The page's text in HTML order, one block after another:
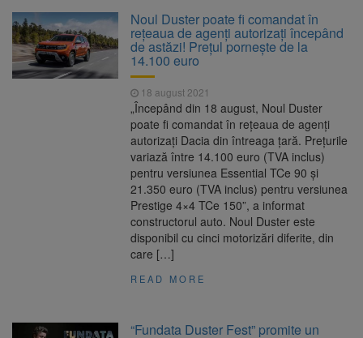
propriul record mondial. Betty Bromage a
zburat din nou pe aripa unui avion
9 august 2026
Avocații fraților Andrew și
Tristan Tate cer eliberarea lor pe cauțiune în
Se schimbă examenul de
medic specialist. Subiecte unice în toată țara,
aceeași oră și același barem
Se schimbă regulile pentru
capsulele de cafea și ambalajele de unică
folosință. Noul regulament UE se aplică din 12
Noul Duster poate fi comandat în
reţeaua de agenţi autorizaţi începând
de astăzi! Preţul porneşte de la
14.100 euro
18 august 2021
„Începând din 18 august, Noul Duster
poate fi comandat în reţeaua de agenţi
autorizaţi Dacia din întreaga ţară. Preţurile
variază între 14.100 euro (TVA inclus)
pentru versiunea Essential TCe 90 şi
21.350 euro (TVA inclus) pentru versiunea
Prestige 4×4 TCe 150”, a informat
constructorul auto. Noul Duster este
disponibil cu cinci motorizări diferite, din
care […]
READ MORE
“Fundata Duster Fest” promite un